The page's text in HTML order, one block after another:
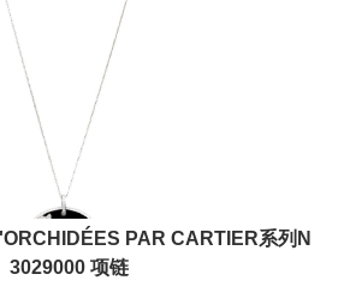
PAR CARTIER系列N
3029000 项链